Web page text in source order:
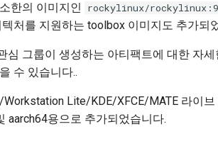
한의 이미지인
rockylinux/
처를 지원하는 toolbox 이미지도 추가되
심 그룹이 생성하는 아티팩트에 대한 자
수 있습니다..
Lite/KDE/XFCE/MATE 라이
aarch64용으로 추가되었습니다.